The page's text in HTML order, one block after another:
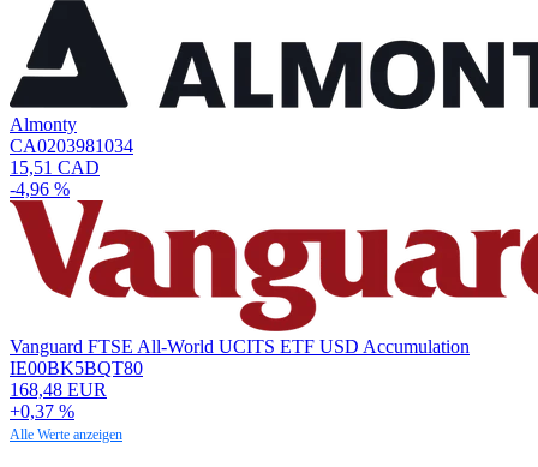
Almonty
CA0203981034
15,51 CAD
-4,96 %
Vanguard FTSE All-World UCITS ETF USD Accumulation
IE00BK5BQT80
168,48 EUR
+0,37 %
Alle Werte anzeigen